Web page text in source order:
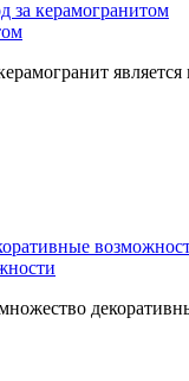
за керамогранитом